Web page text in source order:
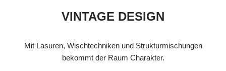
VINTAGE DESIGN
Mit Lasuren, Wischtechniken und Strukturmischungen
bekommt der Raum Charakter.